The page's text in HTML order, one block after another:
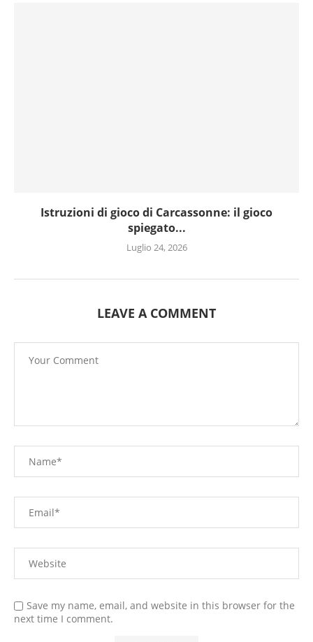
Istruzioni di gioco di Carcassonne: il gioco
spiegato...
Luglio 24, 2026
LEAVE A COMMENT
Save my name, email, and website in this browser for the
next time I comment.